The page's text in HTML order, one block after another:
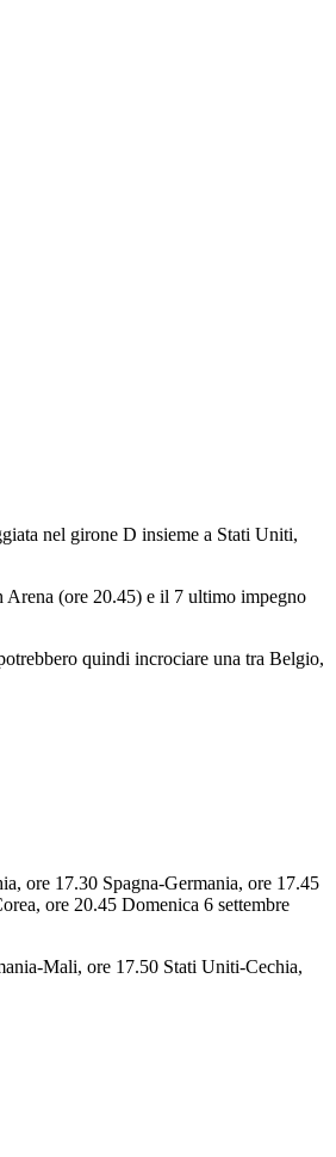
nel girone D insieme a Stati Uniti,
(ore 20.45) e il 7 ultimo impegno
quindi incrociare una tra Belgio,
ore 17.30 Spagna-Germania, ore 17.45
ore 20.45 Domenica 6 settembre
Mali, ore 17.50 Stati Uniti-Cechia,